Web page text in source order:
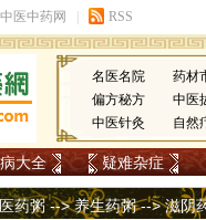
名医名院 药材
偏方秘方
中医
中医针灸
自然
大全 疑难杂症
药粥-->养生药粥--> 滋阴